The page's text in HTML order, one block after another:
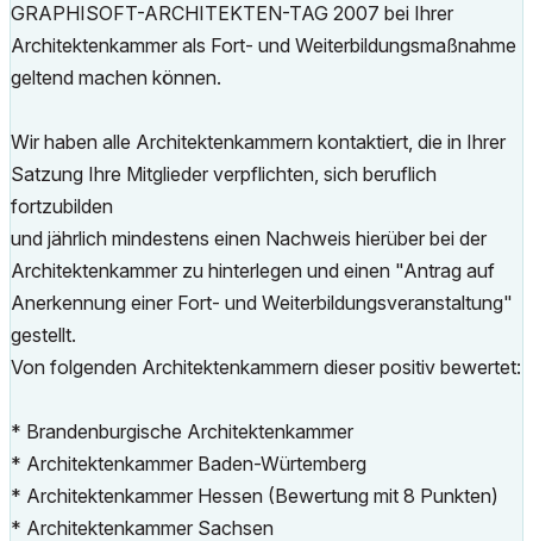
GRAPHISOFT-ARCHITEKTEN-TAG 2007 bei Ihrer
Architektenkammer als Fort- und Weiterbildungsmaßnahme
geltend machen können.
Wir haben alle Architektenkammern kontaktiert, die in Ihrer
Satzung Ihre Mitglieder verpflichten, sich beruflich
fortzubilden
und jährlich mindestens einen Nachweis hierüber bei der
Architektenkammer zu hinterlegen und einen "Antrag auf
Anerkennung einer Fort- und Weiterbildungsveranstaltung"
gestellt.
Von folgenden Architektenkammern dieser positiv bewertet:
* Brandenburgische Architektenkammer
* Architektenkammer Baden-Würtemberg
* Architektenkammer Hessen (Bewertung mit 8 Punkten)
* Architektenkammer Sachsen